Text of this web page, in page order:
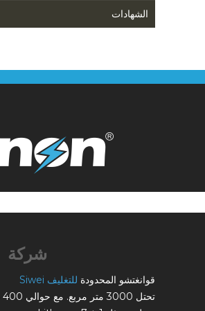
الشهادات
شركة
قوانغتشو المحدودة للتغليف Siwei